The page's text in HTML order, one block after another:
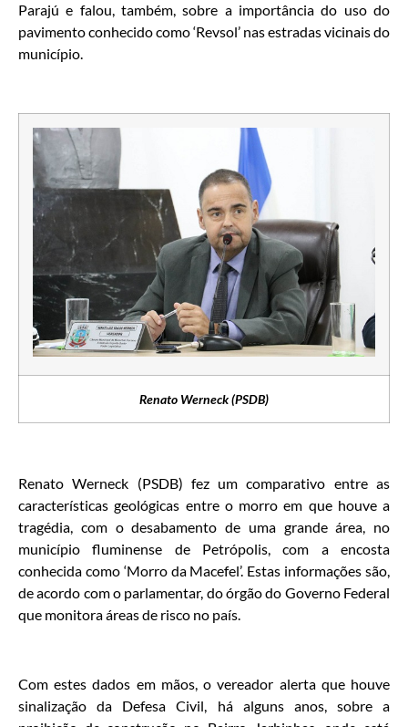
Parajú e falou, também, sobre a importância do uso do
pavimento conhecido como ‘Revsol’ nas estradas vicinais do
município.
Renato Werneck (PSDB)
Renato Werneck (PSDB) fez um comparativo entre as
características geológicas entre o morro em que houve a
tragédia, com o desabamento de uma grande área, no
município fluminense de Petrópolis, com a encosta
conhecida como ‘Morro da Macefel’. Estas informações são,
de acordo com o parlamentar, do órgão do Governo Federal
que monitora áreas de risco no país.
Com estes dados em mãos, o vereador alerta que houve
sinalização da Defesa Civil, há alguns anos, sobre a